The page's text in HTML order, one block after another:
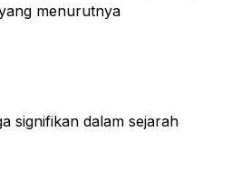
menurutnya
signifikan dalam sejarah